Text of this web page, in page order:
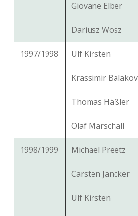
Giovane Elber
Dariusz Wosz
1997/1998 Ulf Kirsten
Krassimir Balakov
Thomas Häßler
Olaf Marschall
1998/1999 Michael Preetz
Carsten Jancker
Ulf Kirsten